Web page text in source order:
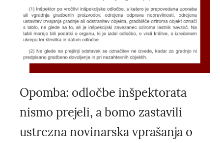
Opomba: odločbe inšpektorata
nismo prejeli, a bomo zastavili
ustrezna novinarska vprašanja o